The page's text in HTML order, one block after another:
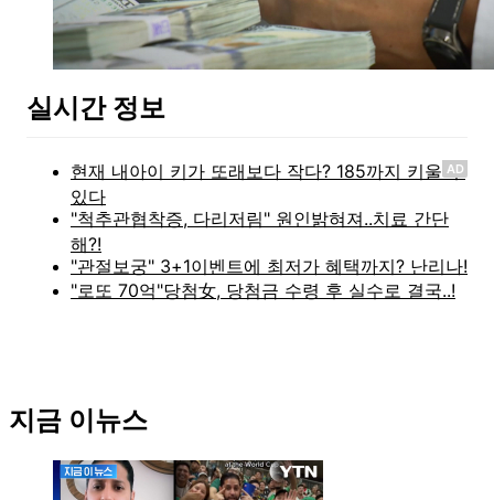
실시간 정보
AD
지금 이뉴스